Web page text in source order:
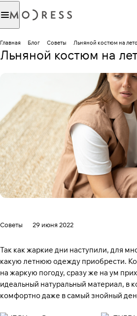
Главная Блог Советы Льняной костюм на лето
Льняной костюм на
Советы 29 июня 2022
Так как жаркие дни наступили, для
какую летнюю одежду приобрести.
на жаркую погоду, сразу же на ум
идеальный натуральный материал, в
комфортно даже в самый знойный